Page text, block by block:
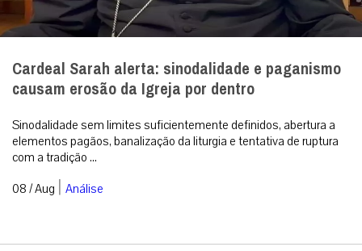
Cardeal Sarah alerta: sinodalidade e paganismo
causam erosão da Igreja por dentro
Sinodalidade sem limites suficientemente definidos, abertura a
elementos pagãos, banalização da liturgia e tentativa de ruptura
com a tradição ...
08 / Aug | Análise